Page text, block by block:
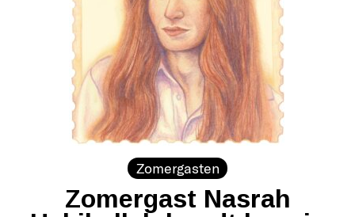
Zomergasten
Zomergast Nasrah